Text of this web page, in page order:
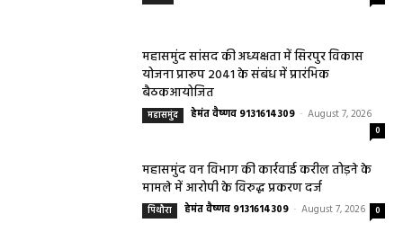
‘नीलांचल भवन’ में पुष्प वर्षा से हुआ भव्य स्वागत छत्तीसगढ़ के महामहिम...
परिवहन सुविधा केंद्र की सुविधा
बसना हेमंत वैष्णव 9131614309 - August 8, 2026
महासमुंद सांसद की अध्यक्षता में सिरपुर विकास
बैठकआयोजित
महासमुंद हेमंत वैष्णव 9131614309 - August 7, 2026
0